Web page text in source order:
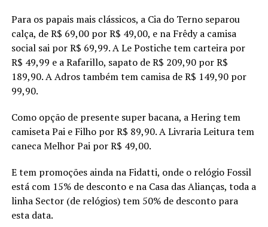
Para os papais mais clássicos, a Cia do Terno separou
calça, de R$ 69,00 por R$ 49,00, e na Frêdy a camisa
social sai por R$ 69,99. A Le Postiche tem carteira por
R$ 49,99 e a Rafarillo, sapato de R$ 209,90 por R$
189,90. A Adros também tem camisa de R$ 149,90 por
99,90.
Como opção de presente super bacana, a Hering tem
camiseta Pai e Filho por R$ 89,90. A Livraria Leitura tem
caneca Melhor Pai por R$ 49,00.
E tem promoções ainda na Fidatti, onde o relógio Fossil
está com 15% de desconto e na Casa das Alianças, toda a
linha Sector (de relógios) tem 50% de desconto para
esta data.